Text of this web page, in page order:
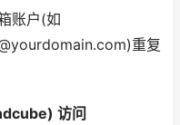
账户(如
重复
访问